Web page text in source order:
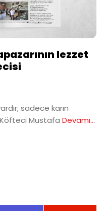
lezzet
sadece karın
Köfteci Mustafa Devamı...